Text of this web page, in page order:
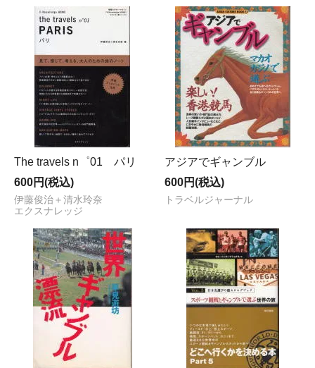
The travels n゜01 パリ
600円(税込)
伊藤俊治＋清水玲奈
エクスナレッジ
アジアでギャンブル
600円(税込)
トラベルジャーナル